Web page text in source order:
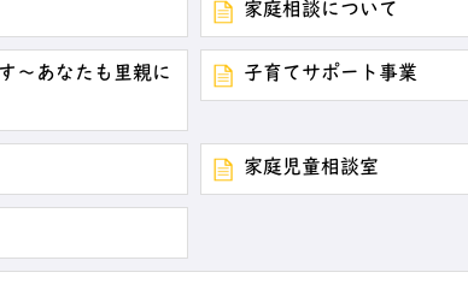
家庭相談について
～あなたも里親に
子育てサポート事業
家庭児童相談室